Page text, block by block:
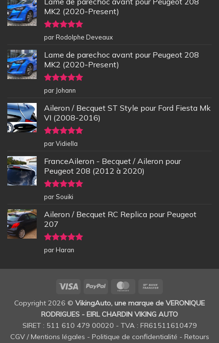
MK2 (2020-Present)
Note5sur
5
par Rodolphe Deveaux
Lame de parechoc avant pour Peugeot 208
MK2 (2020-Present)
Note5sur
5
par Johann
Aileron / Becquet ST Style pour Ford Fiesta Mk
VI (2008-2016)
Note5sur
5
par Vidiella
FranceAileron - Becquet / Aileron pour
Peugeot 208 (2012 à 2020)
Note5sur
5
par Souiki
Aileron / Becquet RC Replica pour Peugeot
207
Note5sur
5
par Haran
Visa PayPal MasterCard
Copyright 2026 © VikingAuto, une marque de VERONIQUE
RODRIGUES - EIRL CHARDIN VIKING AUTO
SIRET : 511 610 479 00020 - TVA : FR61511610479
CGV / Mentions légales - Politique de confidentialité - Retours